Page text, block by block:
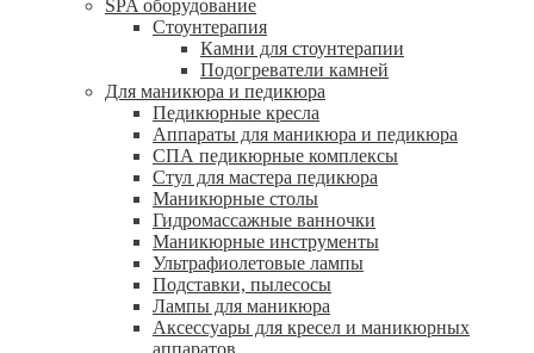
SPA оборудование
Стоунтерапия
Камни для стоунтерапии
Подогреватели камней
Для маникюра и педикюра
Педикюрные кресла
Аппараты для маникюра и педикюра
СПА педикюрные комплексы
Стул для мастера педикюра
Маникюрные столы
Гидромассажные ванночки
Маникюрные инструменты
Ультрафиолетовые лампы
Подставки, пылесосы
Лампы для маникюра
Аксессуары для кресел и маникюрных
аппаратов